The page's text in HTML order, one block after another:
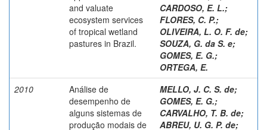
and valuate
ecosystem services
of tropical wetland
pastures in Brazil.
CARDOSO, E. L.;
FLORES, C. P.;
OLIVEIRA, L. O. F. de;
SOUZA, G. da S. e;
GOMES, E. G.;
ORTEGA, E.
2010
Análise de
desempenho de
alguns sistemas de
produção modais de
MELLO, J. C. S. de;
GOMES, E. G.;
CARVALHO, T. B. de;
ABREU, U. G. P. de;